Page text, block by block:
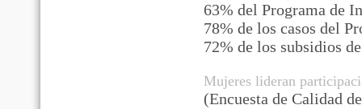
63% del Programa de
78% de los casos del
72% de los subsidios
Mujeres lideran
(Encuesta de Calidad